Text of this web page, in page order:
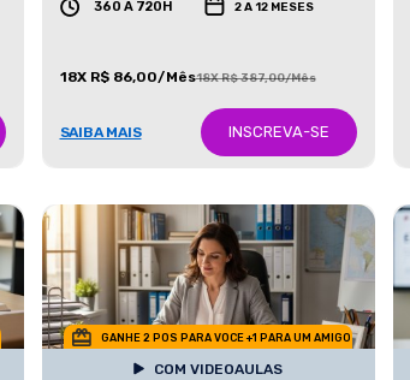
360 A 720H 2 A 12 MESES
18X R$ 86,00/Mês18X R$ 387,00/Mês
SAIBA MAIS INSCREVA-SE
GANHE 2 POS PARA VOCE +1 PARA UM AMIGO
COM VIDEOAULAS